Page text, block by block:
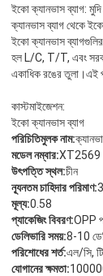
ইকো ক্যানভাস ব্যাগ:
ক্যানভাস ব্যাগ থেকে
ইকো ক্যানভাস
হল L/C, T/T, এবং
একাধিক রঙের তুলা।এই
কাস্টমাইজেশন:
ইকো ক্যানভাস ব্যাগ
পরিচিতিমুলক নাম:
মডেল নম্বার:XT2569
উৎপত্তি স্থল:চীন
ন্যূনতম চাহিদার পরিমাণ:
মূল্য:0.58
প্যাকেজিং বিবরণ:OPP
ডেলিভারি সময়:8-10
পরিশোধের শর্ত:এল/সি,
যোগানের ক্ষমতা: